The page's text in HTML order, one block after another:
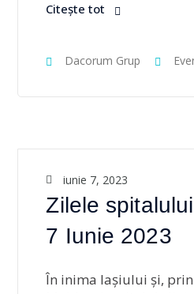
Citește tot
Dacorum Grup
iunie 7, 2023
Zilele
7 Iunie 2023
În inima Iașiului și,